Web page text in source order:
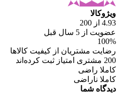
ویژوکالا
4.93 از 200
عضویت از 5 سال قبل
100%
رضایت مشتریان از کیفیت کالاها
200 مشتری امتیاز ثبت کرده‌اند
کاملا راضی
کاملا ناراضی
دیدگاه شما